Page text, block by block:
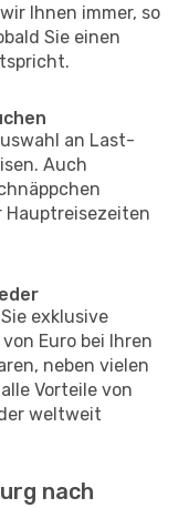
Ihnen immer, so
Sie einen
an Last-
Auch
Hauptreisezeiten
exklusive
Euro bei Ihren
neben vielen
Vorteile von
weltweit
nach